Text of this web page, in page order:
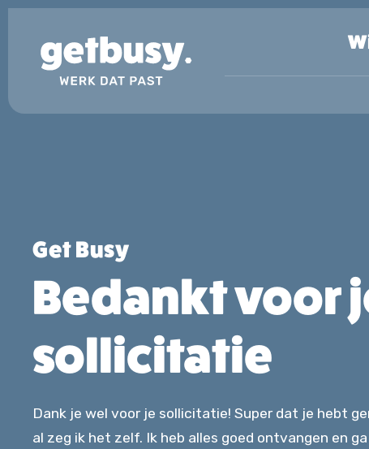
Get Busy
Bedankt voor
sollicitatie
Dank je wel voor je sollicitatie! Super dat je hebt
al zeg ik het zelf. Ik heb alles goed ontvangen en